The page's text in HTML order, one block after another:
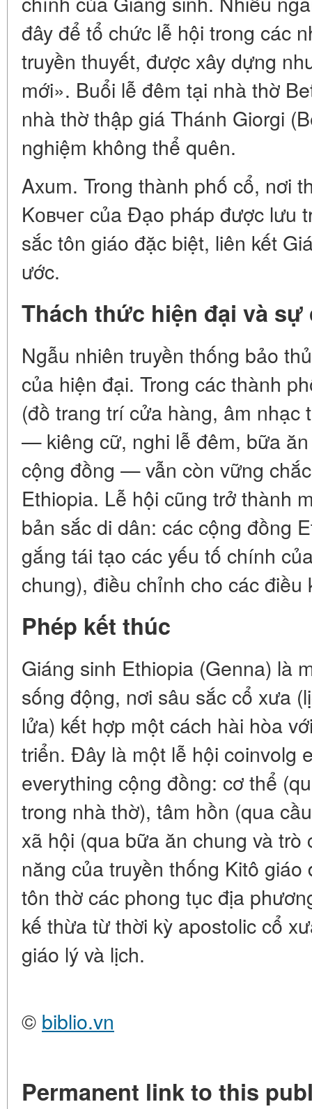
đây để tổ chức lễ hội trong các
truyền thuyết, được xây dựng
mới». Buổi lễ đêm tại nhà thờ
nhà thờ thập giá Thánh Giorgi
nghiệm không thể quên.
Axum. Trong thành phố cổ, nơi
Kовчег của Đạo pháp được lưu
sắc tôn giáo đặc biệt, liên kết
ước.
Thách thức hiện đại và sự
Ngẫu nhiên truyền thống bảo
của hiện đại. Trong các thành
(đồ trang trí cửa hàng, âm nhạc
— kiêng cữ, nghi lễ đêm, bữa
cộng đồng — vẫn còn vững
Ethiopia. Lễ hội cũng trở thành
bản sắc di dân: các cộng đồng
gắng tái tạo các yếu tố chính
chung), điều chỉnh cho các điều
Phép kết thúc
Giáng sinh Ethiopia (Genna) là
sống động, nơi sâu sắc cổ xưa
lửa) kết hợp một cách hài hòa
triển. Đây là một lễ hội coinvolg
everything cộng đồng: cơ thể
trong nhà thờ), tâm hồn (qua
xã hội (qua bữa ăn chung và
năng của truyền thống Kitô
tôn thờ các phong tục địa
kế thừa từ thời kỳ apostolic cổ
giáo lý và lịch.
© biblio.vn
Permanent link to this